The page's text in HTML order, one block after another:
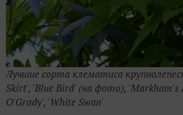
Лучшие сорта клематиса
Skirt', 'Blue Bird' (на фото), 'Markham's
O'Grady', 'White Swan'